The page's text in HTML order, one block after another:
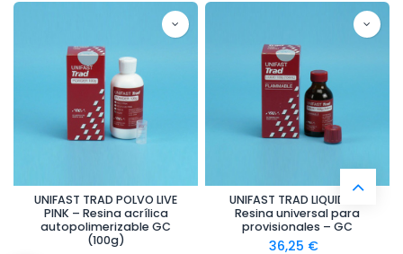
UNIFAST TRAD POLVO LIVE
PINK – Resina acrílica
autopolimerizable GC
(100g)
UNIFAST TRAD LIQUIDO –
Resina universal para
provisionales – GC
36,25 €